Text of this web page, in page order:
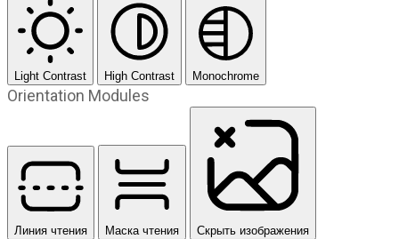
Light Contrast High Contrast Monochrome
Orientation Modules
Линия чтения Маска чтения Скрыть изображения